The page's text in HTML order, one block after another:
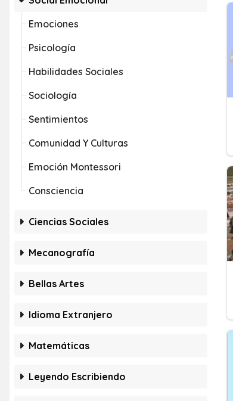
Emociones
Psicología
Habilidades Sociales
Sociología
Sentimientos
Comunidad Y Culturas
Emoción Montessori
Consciencia
Ciencias Sociales
Mecanografía
Bellas Artes
Idioma Extranjero
Matemáticas
Leyendo Escribiendo